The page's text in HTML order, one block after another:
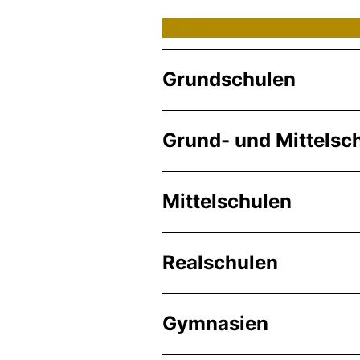
Grundschulen
Grund- und
Mittelschulen
Realschulen
Gymnasien